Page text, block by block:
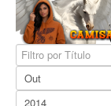
Filtro
por
Título